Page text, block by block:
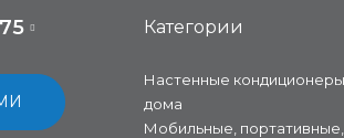
Категории
Настенные
дома
Мобильные, портативные,